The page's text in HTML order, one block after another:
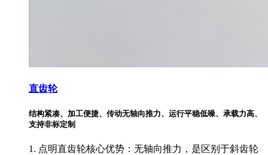
直齿轮
结构紧凑、加工便捷、传动无轴向推力、运行平稳低噪、承载力高、
支持非标定制
1. 点明直齿轮核心优势：无轴向推力，是区别于斜齿轮